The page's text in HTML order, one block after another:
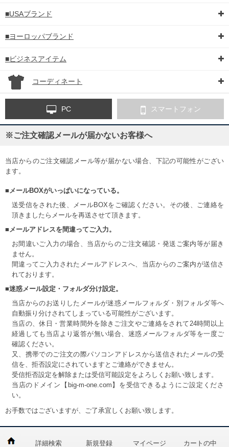
■USAブランド
■ヨーロッパブランド
■ビジネスアイテム
コーディネート
PC スマートフォン
※ご注文確認メールが届かないお客様へ
当店からのご注文確認メール等が届かない場合、下記の可能性がござい
ます。
■メールBOXがいっぱいになっている。
送受信をされた後、メールBOXをご確認ください。その後、ご連絡を
頂きましたらメールを再送させて頂きます。
■メールアドレスを間違ってご入力。
お間違いご入力の場合、当店からのご注文確認・発送ご案内等が届き
ません。
間違ってご入力されたメールアドレスへ、当店からのご案内が送信さ
れております。
■迷惑メール設定・フォルダ分け設定。
当店からのお送りしたメールが迷惑メールフォルダ・別フォルダ等へ
自動振り分けされてしまっている可能性がございます。
当店の、休日・営業時間外を除きご注文やご連絡をされて24時間以上
経過しても当店より返答が無い場合、迷惑メールフォルダ等を一度ご
確認ください。
又、携帯でのご注文の際パソコンアドレスから送信されたメールの受
信を、拒否設定にされていますとご連絡ができません。
受信拒否設定を解除または受信可能設定をよろしくお願い致します。
当店のドメイン【big-m-one.com】を受信できるようにご設定くださ
い。
お手数ではございますが、ご了承宜しくお願い致します。
詳細検索 新規登録 マイページ カートの中